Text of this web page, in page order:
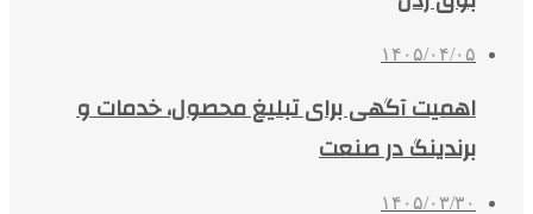
۱۴۰۵/۰۴/۰۵
اهمیت آگهی برای تبلیغ محصول، خدمات و
برندینگ در صنعت
۱۴۰۵/۰۳/۳۰